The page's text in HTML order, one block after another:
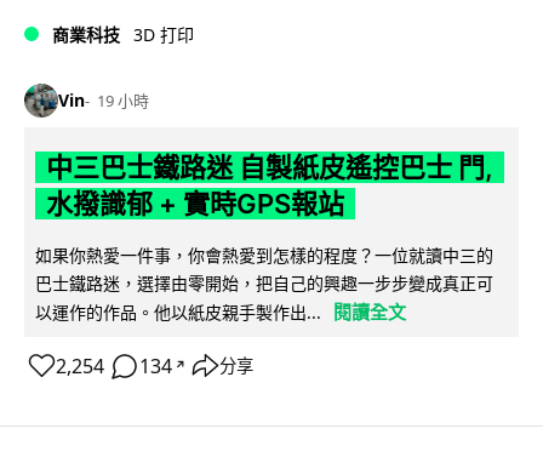
商業科技 3D 打印
Vin 19 小時
中三巴士鐵路迷 自製紙皮遙控巴士 門,
水撥識郁 + 實時GPS報站
如果你熱愛一件事，你會熱愛到怎樣的程度？一位就讀中三的
巴士鐵路迷，選擇由零開始，把自己的興趣一步步變成真正可
以運作的作品。他以紙皮親手製作出...
閱讀全文
2,254 134 ↗ 分享